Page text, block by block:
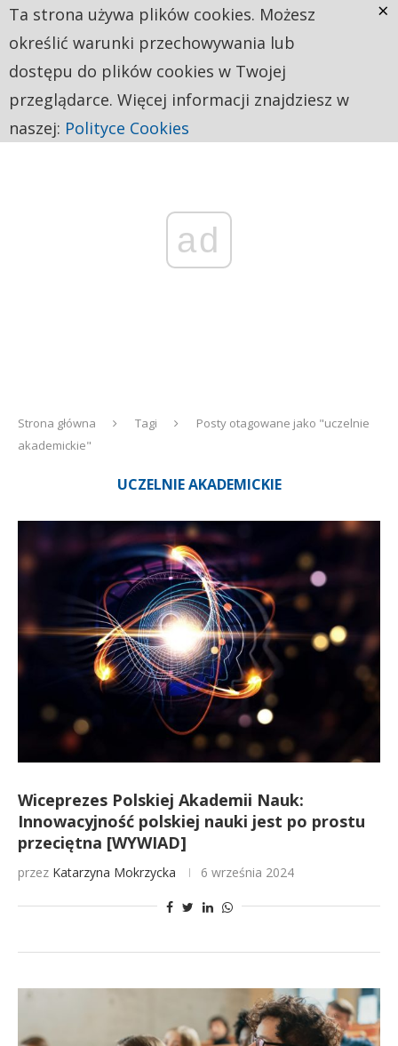
ad
Strona główna Tagi
Posty otagowane jako "uczelnie
akademickie"
UCZELNIE AKADEMICKIE
Wiceprezes Polskiej Akademii Nauk:
Innowacyjność polskiej nauki jest po prostu
przeciętna [WYWIAD]
przez Katarzyna Mokrzycka 6 września 2024
Ta strona używa plików cookies. Możesz
określić warunki przechowywania lub
dostępu do plików cookies w Twojej
przeglądarce. Więcej informacji znajdziesz w
naszej: Polityce Cookies
×